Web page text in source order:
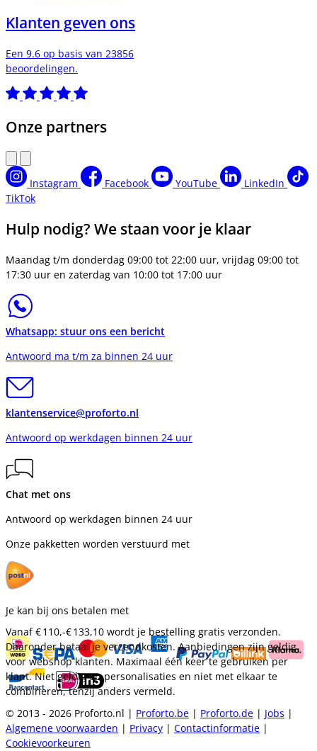
Klanten geven ons
Een 9.6 op basis van 23856
beoordelingen.
Onze partners
Instagram Facebook YouTube
LinkedIn
TikTok
Hulp nodig? We staan voor je klaar
Maandag t/m donderdag 09:00 tot 22:00 uur, vrijdag 09:00 tot
17:30 uur en zaterdag van 10:00 tot 17:00 uur
Whatsapp: stuur ons een bericht
Antwoord ma t/m za binnen 24 uur
klantenservice@proforto.nl
Antwoord op werkdagen binnen 24 uur
Chat met ons
Antwoord op werkdagen binnen 24 uur
Onze pakketten worden verstuurd met
Je kan bij ons betalen met
Vanaf€ 110,-€ 133,10 wordt je bestelling gratis verzonden.
Daaronder betaal je verzendkosten. Aanbiedingen zijn geldig
voor webshop klanten. Maximaal één keer te gebruiken per
klant. Niet geldig op personalisaties en niet met elkaar te
combineren, tenzij anders vermeld.
© 2013 - 2026 Proforto.nl | Proforto.be | Proforto.de | Jobs |
Algemene voorwaarden | Privacy | Contactinformatie |
Cookievoorkeuren